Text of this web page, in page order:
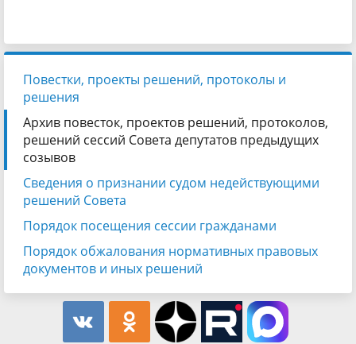
Повестки, проекты решений, протоколы и
решения
Архив повесток, проектов решений, протоколов,
решений сессий Совета депутатов предыдущих
созывов
Сведения о признании судом недействующими
решений Совета
Порядок посещения сессии гражданами
Порядок обжалования нормативных правовых
документов и иных решений